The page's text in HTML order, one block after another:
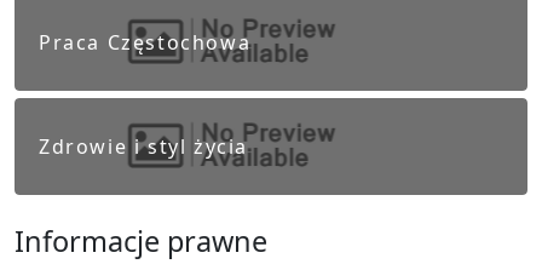
Praca Częstochowa
Zdrowie i styl życia
Informacje prawne